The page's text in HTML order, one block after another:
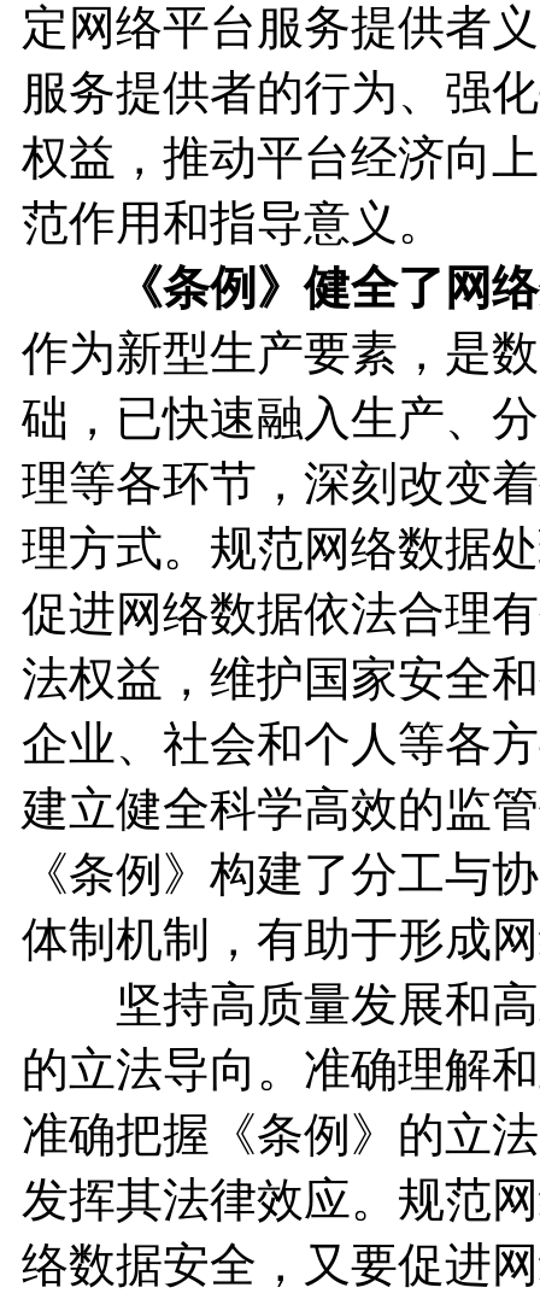
定网络平台服务提供者
服务提供者的行为、强
权益，推动平台经济向
范作用和指导意义。
《条例》健全了网
作为新型生产要素，是
础，已快速融入生产、
理等各环节，深刻改变
理方式。规范网络数据
促进网络数据依法合理
法权益，维护国家安全
企业、社会和个人等各
建立健全科学高效的监
《条例》构建了分工与
体制机制，有助于形成
坚持高质量发展和高
的立法导向。准确理解
准确把握《条例》的立
发挥其法律效应。规范
络数据安全，又要促进